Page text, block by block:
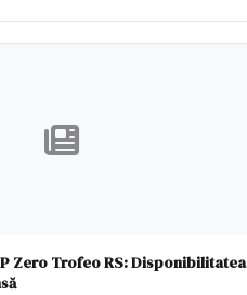
Zero Trofeo RS: Disponibilitatea